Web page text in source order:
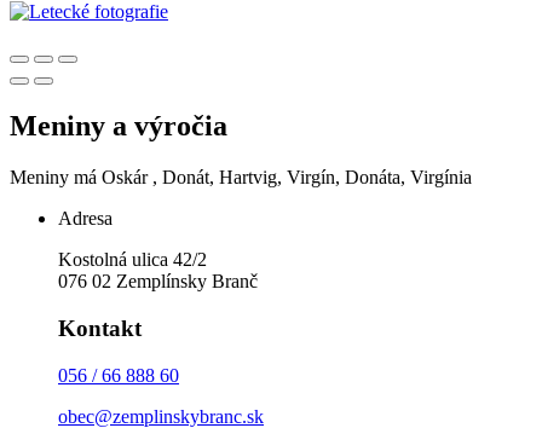
Meniny a výročia
Meniny má Oskár , Donát, Hartvig, Virgín, Donáta, Virgínia
Adresa
Kostolná ulica 42/2
076 02 Zemplínsky Branč
Kontakt
056 / 66 888 60
obec@zemplinskybranc.sk